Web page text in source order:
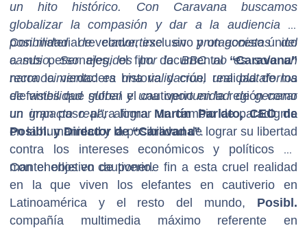
un hito histórico. Con Caravana buscamos
globalizar la compasión y dar a la audiencia la
posibilidad de convertirse en protagonistas del
cambio. Ser elegidos por la BBC no es solo un
reconocimiento: es una validación, una plataforma
de visibilidad global y una oportunidad de generar
un impacto real”,afirma Martín Parlato, CEO de
Posibl. y Director de “Caravana”.
Con material revelador, exclusivo y un acceso único
a sus personajes, el film documental “Caravana”
narra la verdadera historia y cruel realidad de los
elefantes que sufren el cautiverio en la región como
un gran paso para lograr un cambio de paradigma
en la humanidad y la posibilidad de lograr su libertad
contra los intereses económicos y políticos de
mantenerlos en cautiverio.
Con el objetivo de ponerle fin a esta cruel realidad
en la que viven los elefantes en cautiverio en
Latinoamérica y el resto del mundo, Posibl.
compañía multimedia máximo referente en